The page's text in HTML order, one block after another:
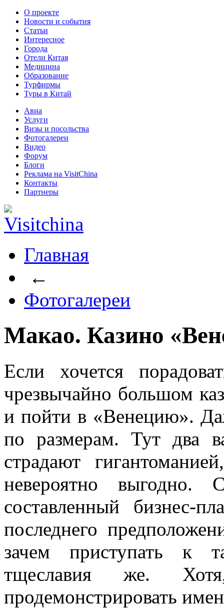
О проекте
Новости и события
Статьи
Интересное
Города
Отели Китая
Медицина
Образование
Турфирмы
Туры в Китай
Авиа
Услуги
Визы и посольства
Фотогалереи
Видео
Форум
Блоги
Реклама на VisitChina
Контакты
Партнеры
Главная
←
Фотогалереи
Макао. Казино
Если хочется
чрезвычайно большом
и пойти в «Венецию».
по размерам. Тут два
страдают
невероятно выгодно.
составленный бизнес-
последнего
зачем приступать к
тщеславия же.
продемонстрировать